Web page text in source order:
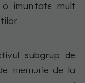
imunitate mult
subgrup de
memorie de la